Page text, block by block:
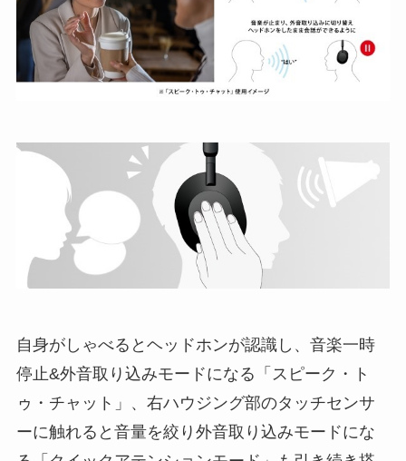
自身がしゃべるとヘッドホンが認識し、音楽一時
停止&外音取り込みモードになる「スピーク・ト
ゥ・チャット」、右ハウジング部のタッチセンサ
ーに触れると音量を絞り外音取り込みモードにな